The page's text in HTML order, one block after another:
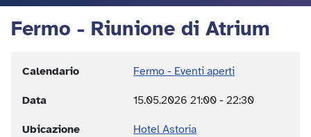
Fermo - Riunione di Atrium
Calendario Fermo - Eventi aperti
Data 15.05.2026 21:00 - 22:30
Ubicazione Hotel Astoria